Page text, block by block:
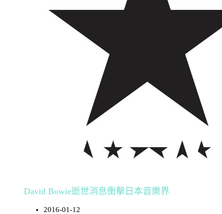
David Bowie逝世消息衝擊日本音樂界
2016-01-12